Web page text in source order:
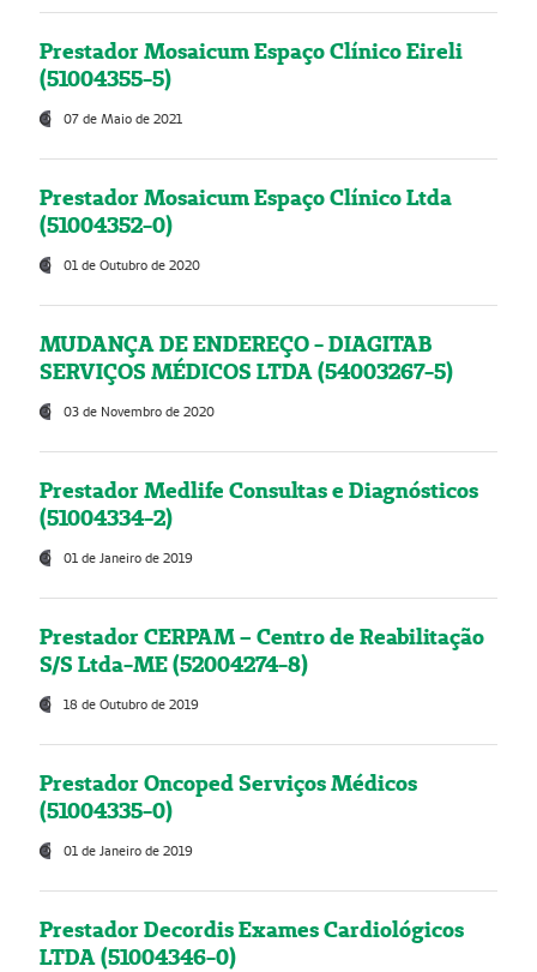
Prestador Mosaicum Espaço Clínico Eireli
(51004355-5)
07 de Maio de 2021
Prestador Mosaicum Espaço Clínico Ltda
(51004352-0)
01 de Outubro de 2020
MUDANÇA DE ENDEREÇO - DIAGITAB
SERVIÇOS MÉDICOS LTDA (54003267-5)
03 de Novembro de 2020
Prestador Medlife Consultas e Diagnósticos
(51004334-2)
01 de Janeiro de 2019
Prestador CERPAM – Centro de Reabilitação
S/S Ltda-ME (52004274-8)
18 de Outubro de 2019
Prestador Oncoped Serviços Médicos
(51004335-0)
01 de Janeiro de 2019
Prestador Decordis Exames Cardiológicos
LTDA (51004346-0)